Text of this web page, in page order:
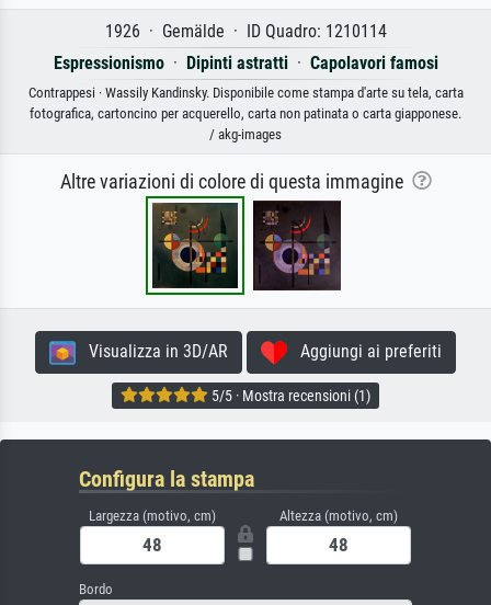
1926 · Gemälde · ID Quadro: 1210114
Espressionismo· Dipinti astratti· Capolavori famosi
Contrappesi · Wassily Kandinsky. Disponibile come stampa d'arte su tela, carta
fotografica, cartoncino per acquerello, carta non patinata o carta giapponese.
/ akg-images
Altre variazioni di colore di questa immagine
Visualizza in 3D/AR Aggiungi ai preferiti
5/5 · Mostra recensioni (1)
Configura la stampa
Largezza (motivo, cm) Altezza (motivo, cm)
Bordo